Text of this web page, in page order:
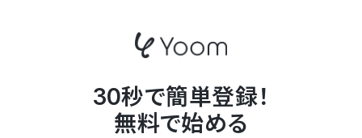
30秒で簡単登録！
無料で始める